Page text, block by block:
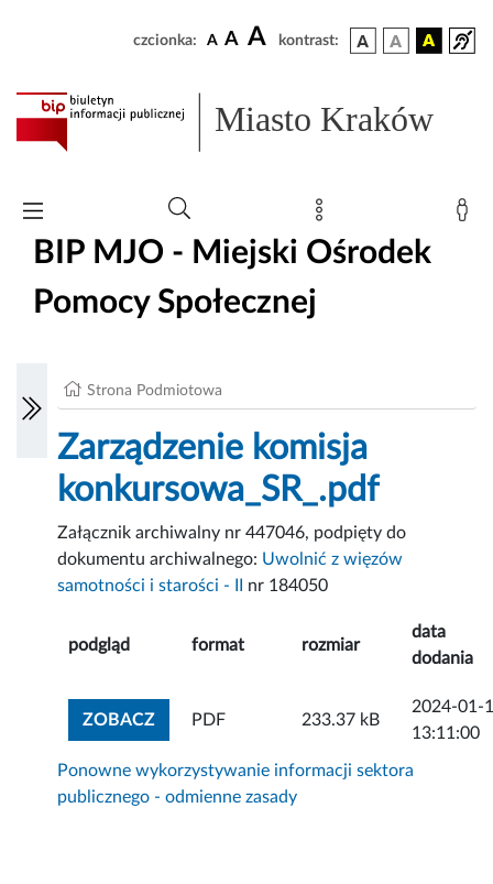
czcionka: A A A kontrast:
Miasto Kraków
BIP MJO - Miejski Ośrodek
Pomocy Społecznej
Strona Podmiotowa
Zarządzenie komisja
konkursowa_SR_.pdf
Załącznik archiwalny nr 447046, podpięty do
dokumentu archiwalnego: Uwolnić z więzów
samotności i starości - II
nr 184050
podgląd format rozmiar
data
dodania
ZOBACZZOBACZ ZAŁĄCZNIK
PDF 233.37 kB
2024-01-
13:11:00
Ponowne wykorzystywanie informacji sektora
publicznego - odmienne zasady